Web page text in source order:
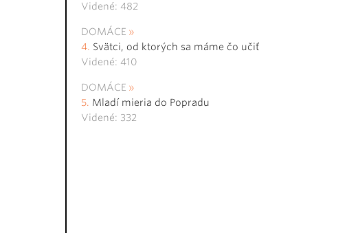
Videné: 482
DOMÁCE
Svätci, od ktorých sa máme čo učiť
Videné: 410
DOMÁCE
Mladí mieria do Popradu
Videné: 332